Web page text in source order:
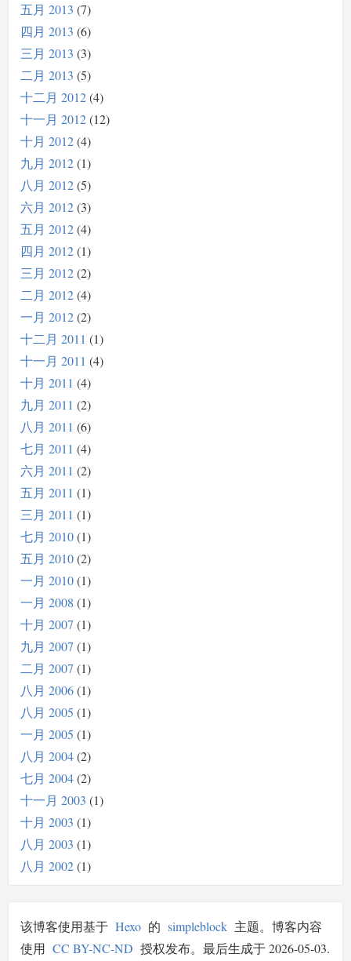
五月 2013 7
四月 2013 6
三月 2013 3
二月 2013 5
十二月 2012 4
十一月 2012 12
十月 2012 4
九月 2012 1
八月 2012 5
六月 2012 3
五月 2012 4
四月 2012 1
三月 2012 2
二月 2012 4
一月 2012 2
十二月 2011
1
十一月 2011 4
十月 2011 4
九月 2011 2
八月 2011 6
七月 2011 4
六月 2011 2
五月 2011
1
三月 2011
1
七月 2010 1
五月 2010 2
一月 2010 1
一月 2008 1
十月 2007 1
九月 2007 1
二月 2007 1
八月 2006 1
八月 2005 1
一月 2005 1
八月 2004 2
七月 2004 2
十一月 2003 1
十月 2003 1
八月 2003 1
八月 2002 1
该博客使用基于 Hexo 的 simpleblock 主题。博客内容
使用 CC BY-NC-ND 授权发布。最后生成于 2026-05-03.